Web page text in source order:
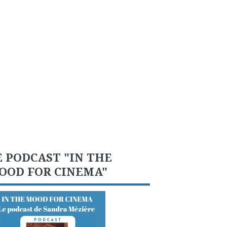
PODCAST "IN THE
FOR CINEMA"